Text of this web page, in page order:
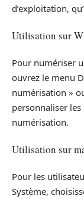
d’exploitation,
Utilisation sur
Pour numériser
ouvrez le menu
numérisation »
personnaliser
numérisation.
Utilisation sur
Pour les
Système,